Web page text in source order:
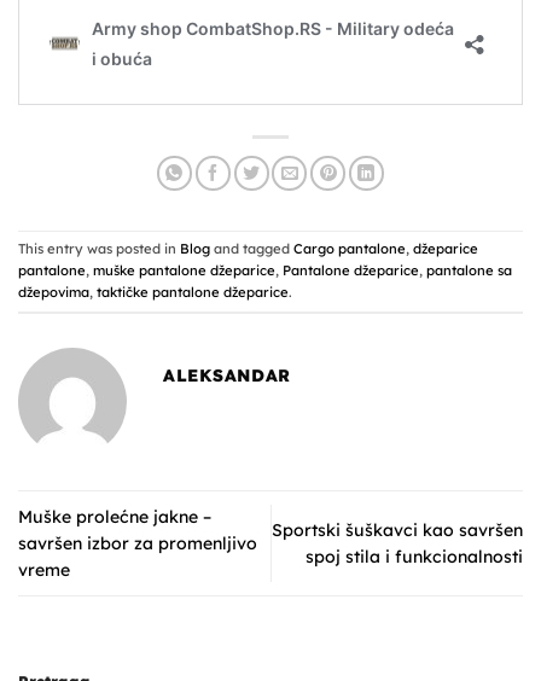
This entry was posted in Blog and tagged Cargo pantalone, džeparice
pantalone, muške pantalone džeparice, Pantalone džeparice, pantalone sa
džepovima, taktičke pantalone džeparice.
ALEKSANDAR
Muške prolećne jakne –
savršen izbor za promenljivo
vreme
Sportski šuškavci kao savršen
spoj stila i funkcionalnosti